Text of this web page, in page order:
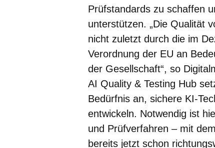
Prüfstandards zu schaffen
unterstützen. „Die Qualität
nicht zuletzt durch die im
Verordnung der EU an
der Gesellschaft“, so
AI Quality & Testing Hub
Bedürfnis an, sichere KI-
entwickeln. Notwendig ist
und Prüfverfahren – mit
bereits jetzt schon